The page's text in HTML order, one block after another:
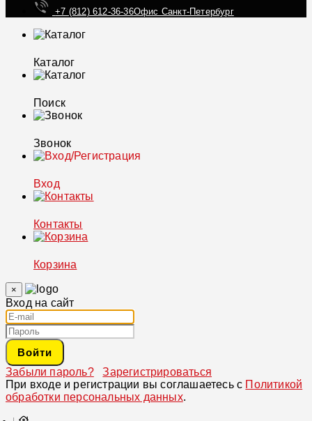
+7 (812) 612-36-36Офис Санкт-Петербург
Каталог
Поиск
Звонок
Вход
Контакты
Корзина
×
Вход на сайт
Войти
Забыли пароль?
Зарегистрироваться
При входе и регистрации вы соглашаетесь с Политикой
обработки персональных данных.